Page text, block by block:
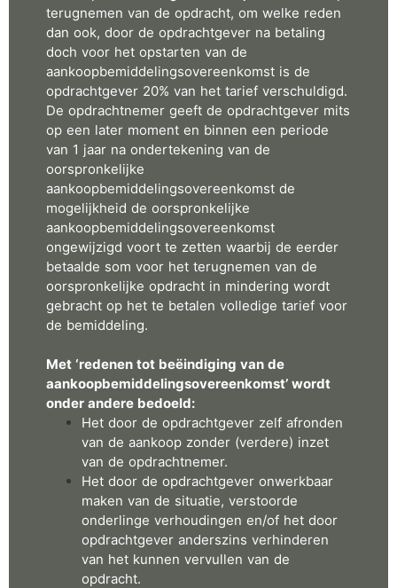
terugnemen van de opdracht, om welke reden
dan ook, door de opdrachtgever na betaling
doch voor het opstarten van de
aankoopbemiddelingsovereenkomst is de
opdrachtgever 20% van het tarief verschuldigd.
De opdrachtnemer geeft de opdrachtgever mits
op een later moment en binnen een periode
van 1 jaar na ondertekening van de
oorspronkelijke
aankoopbemiddelingsovereenkomst de
mogelijkheid de oorspronkelijke
aankoopbemiddelingsovereenkomst
ongewijzigd voort te zetten waarbij de eerder
betaalde som voor het terugnemen van de
oorspronkelijke opdracht in mindering wordt
gebracht op het te betalen volledige tarief voor
de bemiddeling.
Met ‘redenen tot beëindiging van de
aankoopbemiddelingsovereenkomst’ wordt
onder andere bedoeld:
Het door de opdrachtgever zelf afronden
van de aankoop zonder (verdere) inzet
van de opdrachtnemer.
Het door de opdrachtgever onwerkbaar
maken van de situatie, verstoorde
onderlinge verhoudingen en/of het door
opdrachtgever anderszins verhinderen
van het kunnen vervullen van de
opdracht.